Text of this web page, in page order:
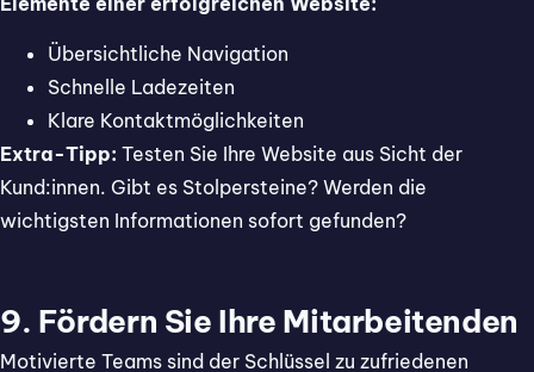
Übersichtliche Navigation
Schnelle Ladezeiten
Klare Kontaktmöglichkeiten
Extra-Tipp: Testen Sie Ihre Website aus Sicht der
Kund:innen. Gibt es Stolpersteine? Werden die
wichtigsten Informationen sofort gefunden?
9. Fördern Sie Ihre Mitarbeitenden
Motivierte Teams sind der Schlüssel zu zufriedenen